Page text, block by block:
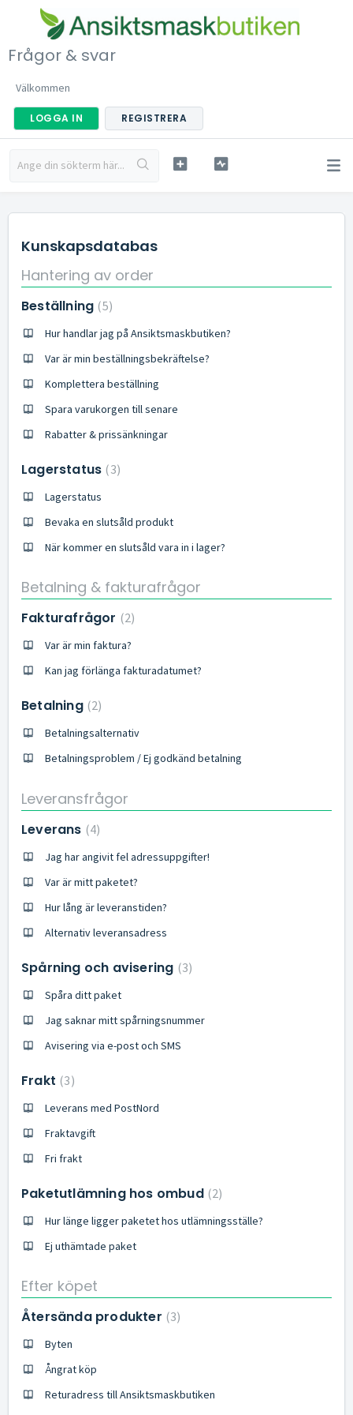
Frågor & svar
Välkommen
LOGGA IN REGISTRERA
Kunskapsdatabas
Hantering av order
Beställning 5
Hur handlar jag på Ansiktsmaskbutiken?
Var är min beställningsbekräftelse?
Komplettera beställning
Spara varukorgen till senare
Rabatter & prissänkningar
Lagerstatus 3
Lagerstatus
Bevaka en slutsåld produkt
När kommer en slutsåld vara in i lager?
Betalning & fakturafrågor
Fakturafrågor 2
Var är min faktura?
Kan jag förlänga fakturadatumet?
Betalning 2
Betalningsalternativ
Betalningsproblem / Ej godkänd betalning
Leveransfrågor
Leverans 4
Jag har angivit fel adressuppgifter!
Var är mitt paketet?
Hur lång är leveranstiden?
Alternativ leveransadress
Spårning och avisering 3
Spåra ditt paket
Jag saknar mitt spårningsnummer
Avisering via e-post och SMS
Frakt 3
Leverans med PostNord
Fraktavgift
Fri frakt
Paketutlämning hos ombud 2
Hur länge ligger paketet hos utlämningsställe?
Ej uthämtade paket
Efter köpet
Återsända produkter 3
Byten
Ångrat köp
Returadress till Ansiktsmaskbutiken